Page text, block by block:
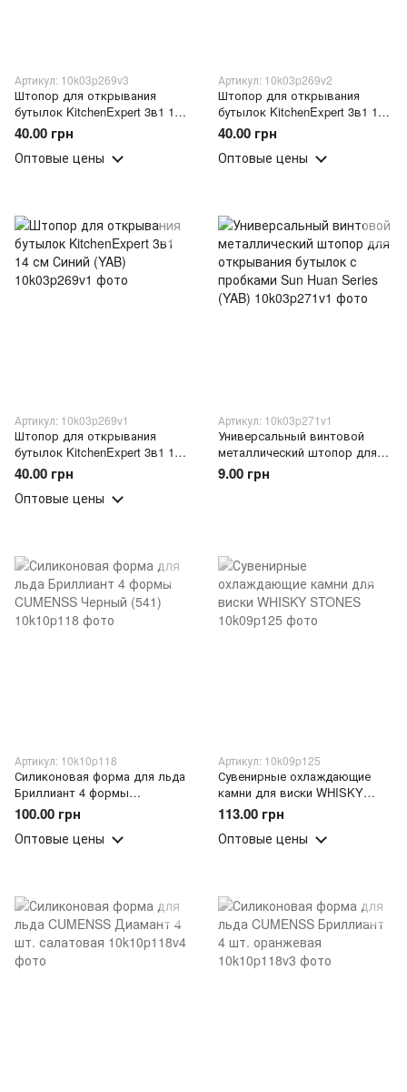
Артикул: 10k03p269v3
Штопор для открывания
бутылок KitchenExpert 3в1 14
см Черный (YAB)
40.00 грн
Оптовые цены
Артикул: 10k03p269v2
Штопор для открывания
бутылок KitchenExpert 3в1 14
см Коричневый (YAB)
40.00 грн
Оптовые цены
Артикул: 10k03p269v1
Штопор для открывания
бутылок KitchenExpert 3в1 14
см Синий (YAB)
40.00 грн
Оптовые цены
Артикул: 10k03p271v1
Универсальный винтовой
металлический штопор для
открывания бутылок с
пробками Sun Huan Series
9.00 грн
Артикул: 10k10p118
Силиконовая форма для льда
Бриллиант 4 формы
CUMENSS Черный (541)
100.00 грн
Оптовые цены
Артикул: 10k09p125
Сувенирные охлаждающие
камни для виски WHISKY
STONES
113.00 грн
Оптовые цены